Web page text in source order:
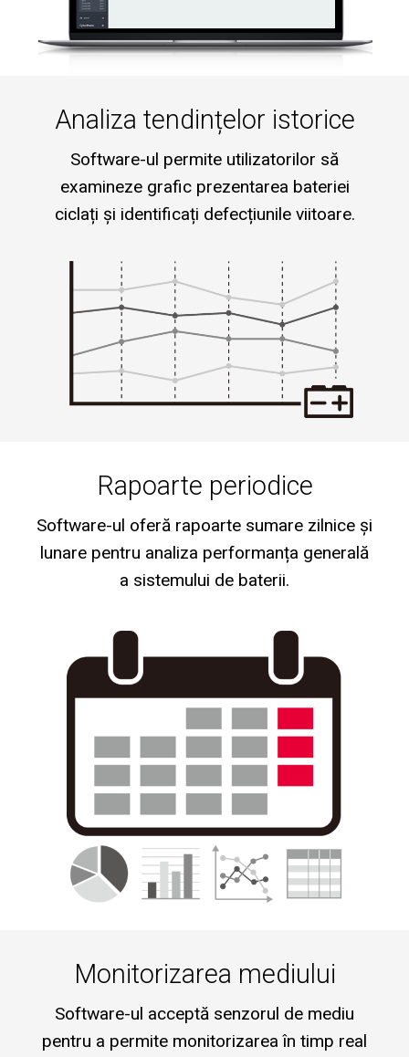
Analiza tendințelor istorice
Software-ul permite utilizatorilor să
examineze grafic prezentarea bateriei
ciclați și identificați defecțiunile viitoare.
Rapoarte periodice
Software-ul oferă rapoarte sumare zilnice și
lunare pentru analiza performanța generală
a sistemului de baterii.
Monitorizarea mediului
Software-ul acceptă senzorul de mediu
pentru a permite monitorizarea în timp real